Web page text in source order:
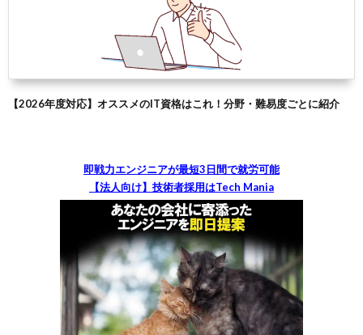
【2026年度対応】オススメのIT資格はこれ！分野・難易度ごとに紹介
即戦力エンジニアが最短3日間で就労可能
【法人向け】技術者採用はTech Mania